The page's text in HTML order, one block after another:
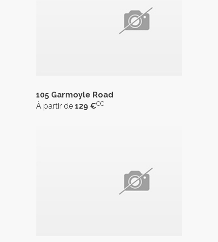
105 Garmoyle Road
À partir de 129 €CC